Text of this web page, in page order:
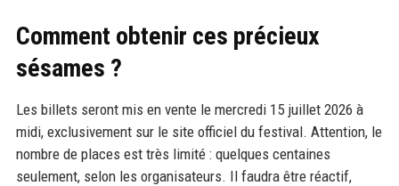
Comment obtenir ces précieux
sésames ?
Les billets seront mis en vente le mercredi 15 juillet 2026 à
midi, exclusivement sur le site officiel du festival. Attention, le
nombre de places est très limité : quelques centaines
seulement, selon les organisateurs. Il faudra être réactif,